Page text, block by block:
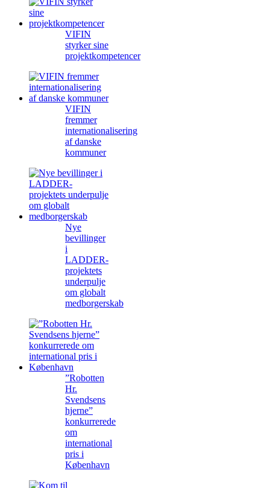
VIFIN
styrker sine
projektkompetencer
VIFIN
fremmer
internationalisering
af danske
kommuner
Nye
bevillinger
i
LADDER-
projektets
underpulje
om globalt
medborgerskab
”Robotten
Hr.
Svendsens
hjerne”
konkurrerede
om
international
pris i
København